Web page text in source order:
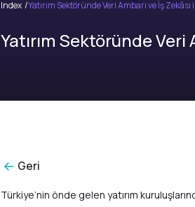
Index Yatırım Sektöründe Veri Ambarı ve İş
Yatırım Sektöründe Veri
Geri
Türkiye’nin önde gelen yatırım